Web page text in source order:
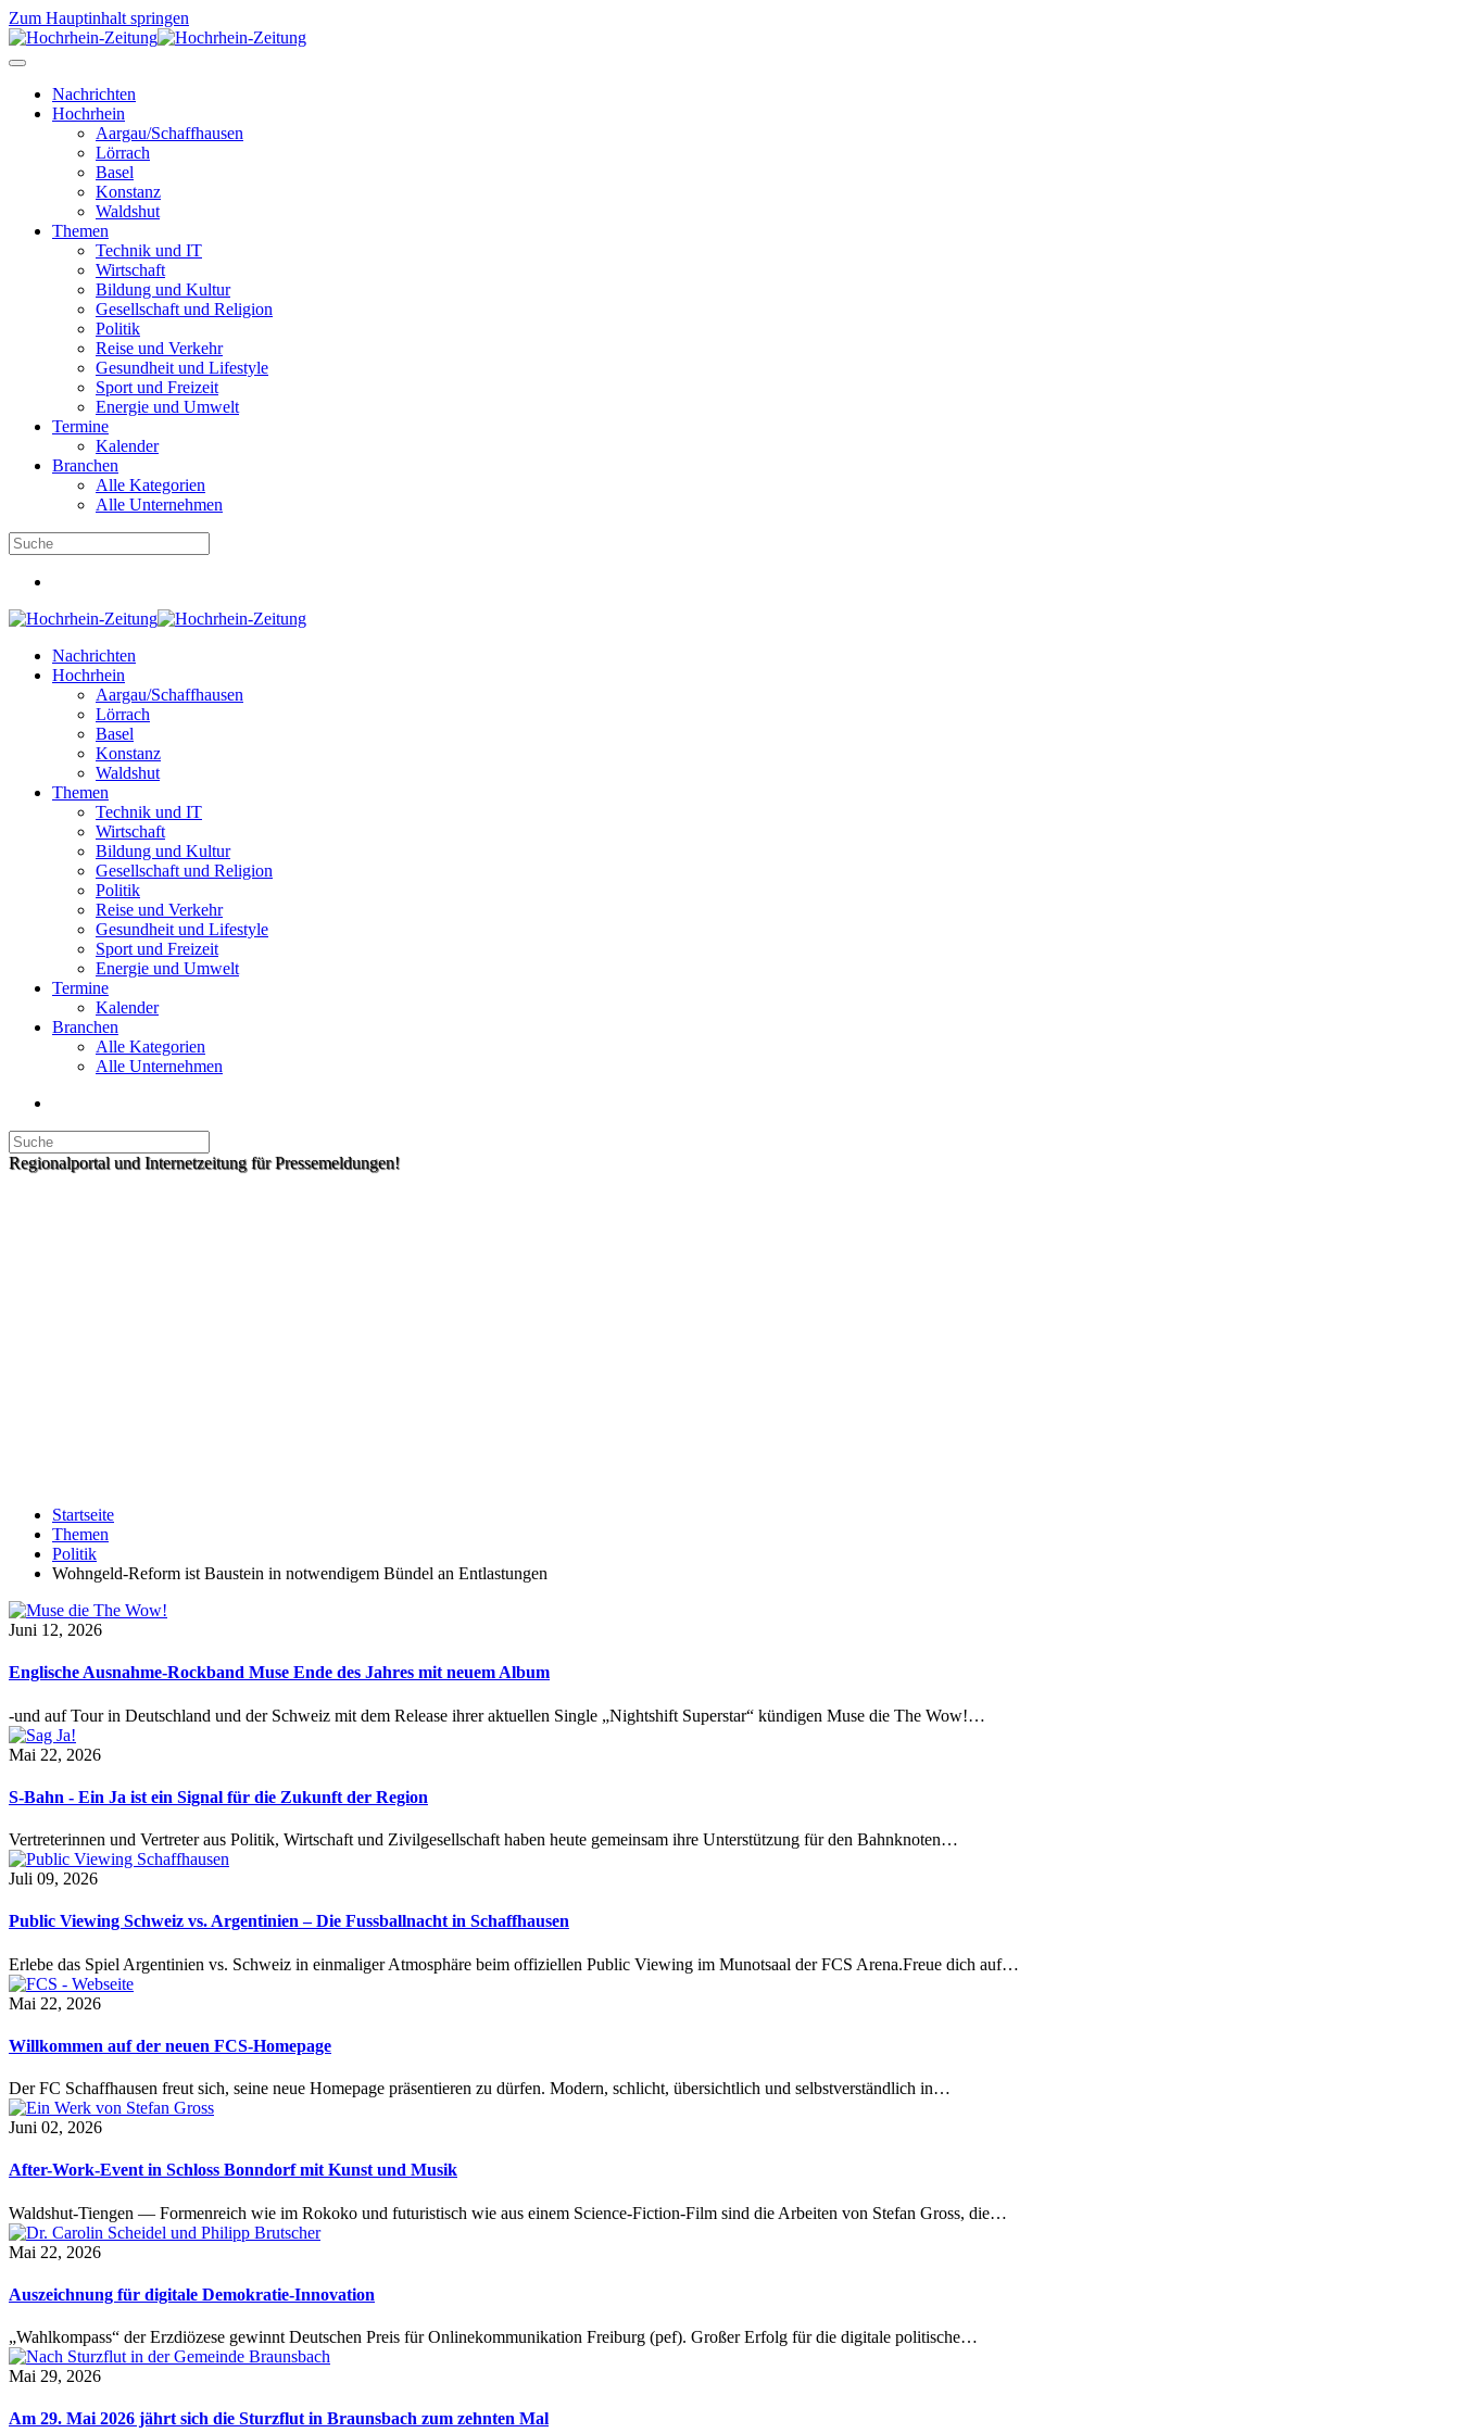
Zum Hauptinhalt springen
Nachrichten
Hochrhein
Aargau/Schaffhausen
Lörrach
Basel
Konstanz
Waldshut
Themen
Technik und IT
Wirtschaft
Bildung und Kultur
Gesellschaft und Religion
Politik
Reise und Verkehr
Gesundheit und Lifestyle
Sport und Freizeit
Energie und Umwelt
Termine
Kalender
Branchen
Alle Kategorien
Alle Unternehmen
Nachrichten
Hochrhein
Aargau/Schaffhausen
Lörrach
Basel
Konstanz
Waldshut
Themen
Technik und IT
Wirtschaft
Bildung und Kultur
Gesellschaft und Religion
Politik
Reise und Verkehr
Gesundheit und Lifestyle
Sport und Freizeit
Energie und Umwelt
Termine
Kalender
Branchen
Alle Kategorien
Alle Unternehmen
Regionalportal und Internetzeitung für Pressemeldungen!
Startseite
Themen
Politik
Wohngeld-Reform ist Baustein in notwendigem Bündel an Entlastungen
Juni 12, 2026
Englische Ausnahme-Rockband Muse Ende des Jahres mit neuem Album
-und auf Tour in Deutschland und der Schweiz mit dem Release ihrer aktuellen Single „Nightshift Superstar“ kündigen Muse die The Wow!…
Mai 22, 2026
S-Bahn - Ein Ja ist ein Signal für die Zukunft der Region
Vertreterinnen und Vertreter aus Politik, Wirtschaft und Zivilgesellschaft haben heute gemeinsam ihre Unterstützung für den Bahnknoten…
Juli 09, 2026
Public Viewing Schweiz vs. Argentinien – Die Fussballnacht in Schaffhausen
Erlebe das Spiel Argentinien vs. Schweiz in einmaliger Atmosphäre beim offiziellen Public Viewing im Munotsaal der FCS Arena.Freue dich auf…
Mai 22, 2026
Willkommen auf der neuen FCS-Homepage
Der FC Schaffhausen freut sich, seine neue Homepage präsentieren zu dürfen. Modern, schlicht, übersichtlich und selbstverständlich in…
Juni 02, 2026
After-Work-Event in Schloss Bonndorf mit Kunst und Musik
Waldshut-Tiengen — Formenreich wie im Rokoko und futuristisch wie aus einem Science-Fiction-Film sind die Arbeiten von Stefan Gross, die…
Mai 22, 2026
Auszeichnung für digitale Demokratie-Innovation
„Wahlkompass“ der Erzdiözese gewinnt Deutschen Preis für Onlinekommunikation Freiburg (pef). Großer Erfolg für die digitale politische…
Mai 29, 2026
Am 29. Mai 2026 jährt sich die Sturzflut in Braunsbach zum zehnten Mal